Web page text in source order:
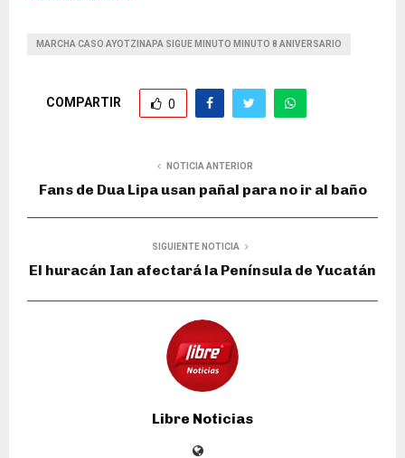
MARCHA CASO AYOTZINAPA SIGUE MINUTO MINUTO 8 ANIVERSARIO
COMPARTIR 0
NOTICIA ANTERIOR
Fans de Dua Lipa usan pañal para no ir al baño
SIGUIENTE NOTICIA
El huracán Ian afectará la Península de Yucatán
Libre Noticias